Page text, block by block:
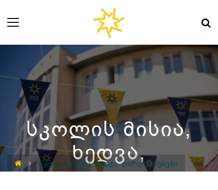
ᲡᲙᲝᲚᲘᲡ ᲛᲘᲡᲘᲐ,
ᲮᲔᲓᲕᲐ,
ᲦᲘᲠᲔᲑᲣᲚᲔᲑᲔᲑᲘ
ᲡᲙᲝᲚᲘᲡ ᲛᲘᲡᲘᲐ, ᲮᲔᲓᲕᲐ, ᲦᲘᲠᲔᲑᲣᲚᲔᲑᲔᲑᲘ